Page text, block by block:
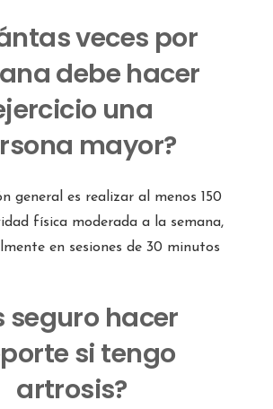
veces por
debe hacer
una
mayor?
general es realizar al menos 150
física moderada a la semana,
en sesiones de 30 minutos
seguro hacer
si tengo
artrosis?